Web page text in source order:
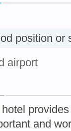
position or
airport
hotel
and